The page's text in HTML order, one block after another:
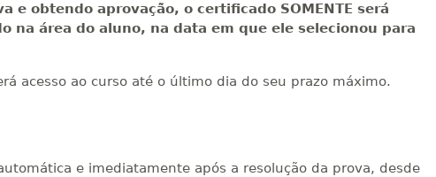
e obtendo aprovação, o certificado SOMENTE será
na área do aluno, na data em que ele selecionou para
acesso ao curso até o último dia do seu prazo máximo.
e imediatamente após a resolução da prova, desde